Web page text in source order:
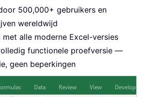
500,000+ gebruikers en
wereldwijd
met alle moderne Excel-versies
functionele proefversie —
geen beperkingen